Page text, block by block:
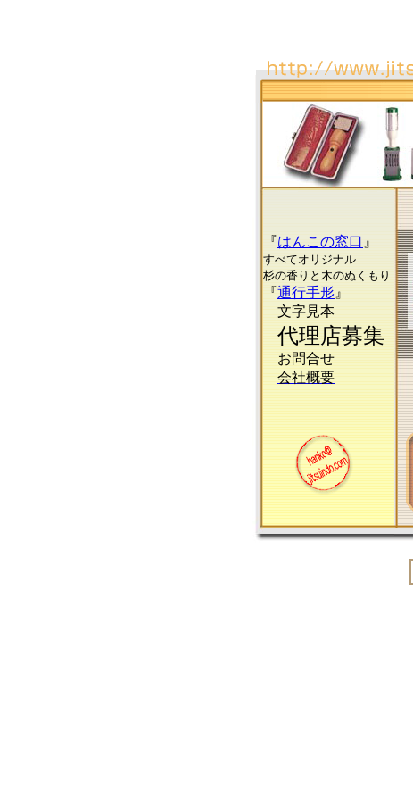
『はんこの窓口 』
すべてオリジナル
杉の香りと木のぬくもり
『通行手形 』
文字見本
代理店募集
お問合せ
会社概要